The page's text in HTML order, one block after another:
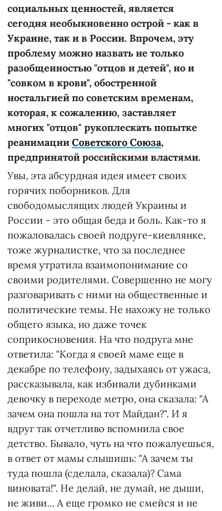
социальных ценностей, является
сегодня необыкновенно острой - как в
Украине, так и в России. Впрочем, эту
проблему можно назвать не только
разобщенностью "отцов и детей", но и
"совком в крови", обостренной
ностальгией по советским временам,
которая, к сожалению, заставляет
многих "отцов" рукоплескать попытке
реанимации Советского Союза,
предпринятой российскими властями.
Увы, эта абсурдная идея имеет своих
горячих поборников. Для
свободомыслящих людей Украины и
России - это общая беда и боль. Как-то я
пожаловалась своей подруге-киевлянке,
тоже журналистке, что за последнее
время утратила взаимопонимание со
своими родителями. Совершенно не могу
разговаривать с ними на общественные и
политические темы. Не нахожу не только
общего языка, но даже точек
соприкосновения. На что подруга мне
ответила: "Когда я своей маме еще в
декабре по телефону, задыхаясь от ужаса,
рассказывала, как избивали дубинками
девочку в переходе метро, она сказала: "А
зачем она пошла на тот Майдан?". И я
вдруг так отчетливо вспомнила свое
детство. Бывало, чуть на что пожалуешься,
в ответ от мамы слышишь: "А зачем ты
туда пошла (сделала, сказала)? Сама
виновата!". Не делай, не думай, не дыши,
не живи... А еще громко не смейся и не